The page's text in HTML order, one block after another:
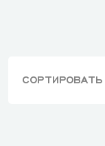
СОРТИРОВАТЬ